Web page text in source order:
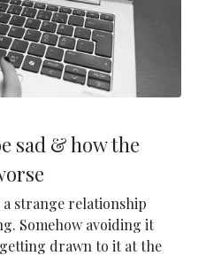
sad & how the
a strange relationship
Somehow avoiding it
drawn to it at the